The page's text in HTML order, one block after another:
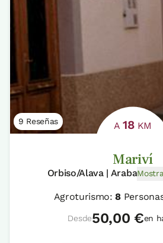
9 Reseñas A18KM
Mariví
Orbiso/Alava | Araba
Agroturismo:8
Desde50,00 €en